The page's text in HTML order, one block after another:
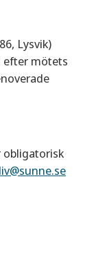
Lysvik)
efter mötets
obligatorisk